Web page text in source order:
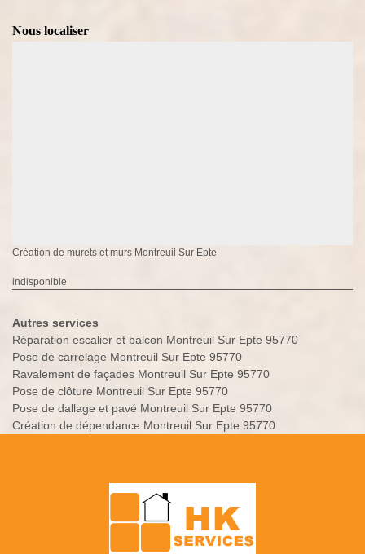
Nous localiser
Création de murets et murs Montreuil Sur Epte
indisponible
Autres services
Réparation escalier et balcon Montreuil Sur Epte 95770
Pose de carrelage Montreuil Sur Epte 95770
Ravalement de façades Montreuil Sur Epte 95770
Pose de clôture Montreuil Sur Epte 95770
Pose de dallage et pavé Montreuil Sur Epte 95770
Création de dépendance Montreuil Sur Epte 95770